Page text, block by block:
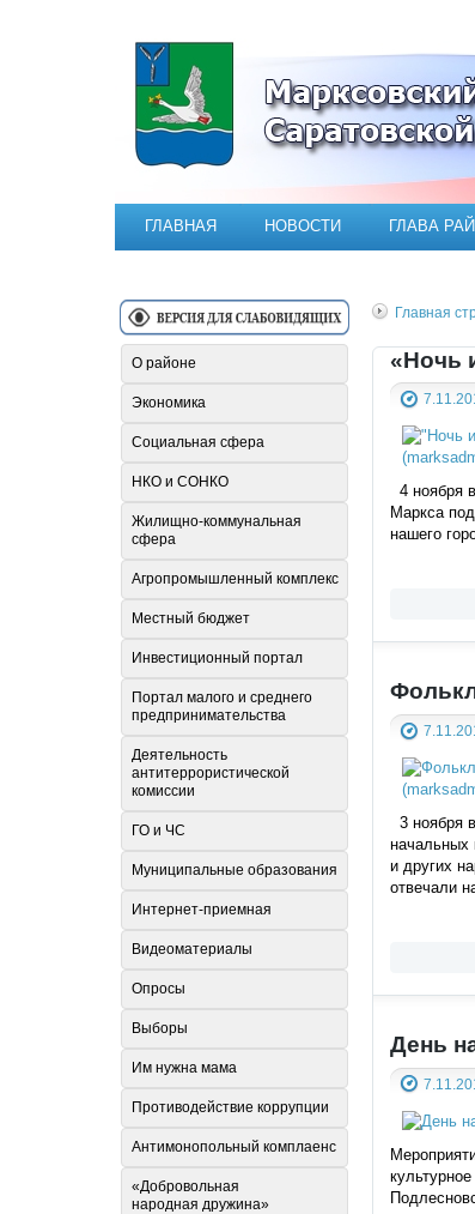
Официальный сайт
ГЛАВНАЯ НОВОСТИ ГЛАВА
Главная
«Ночь
4 ноября
Маркса
нашего
3 ноября
начальных
и других
отвечали
День
О районе
Экономика
Социальная сфера
НКО и СОНКО
Жилищно-коммунальная
сфера
Агропромышленный комплекс
Местный бюджет
Инвестиционный портал
Портал малого и среднего
предпринимательства
Деятельность
антитеррористической
комиссии
ГО и ЧС
Муниципальные образования
Интернет-приемная
Видеоматериалы
Опросы
Выборы
Им нужна мама
Противодействие коррупции
Антимонопольный комплаенс
«Добровольная
народная дружина»